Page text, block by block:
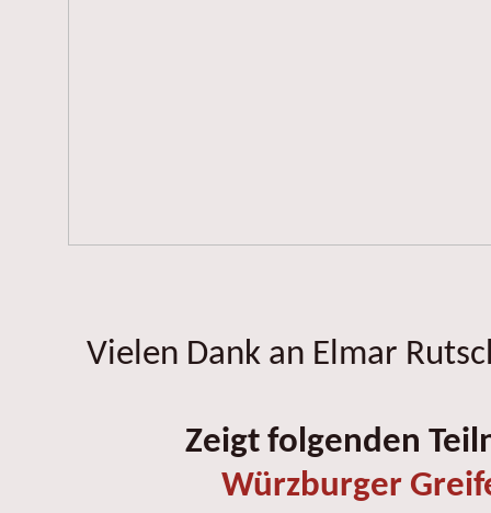
Vielen Dank an Elmar
Zeigt folgenden
Würzburger